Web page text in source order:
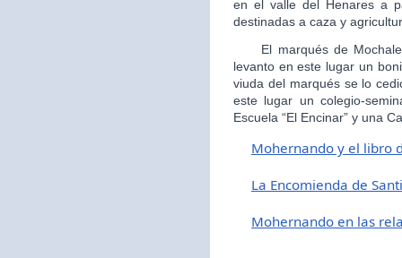
en el valle del Henares a
destinadas a caza y
El marqués de
levanto en este lugar un
viuda del marqués se lo
este lugar un colegio-
Escuela “El Encinar” y una
Mohernando y el libro
La Encomienda de
Mohernando en las